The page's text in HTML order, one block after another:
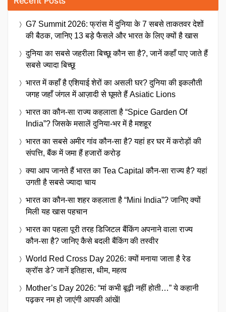
G7 Summit 2026: फ्रांस में दुनिया के 7 सबसे ताकतवर देशों
की बैठक, जानिए 13 बड़े फैसले और भारत के लिए क्यों है खास
दुनिया का सबसे जहरीला बिच्छू कौन सा है?, जानें कहाँ पाए जाते हैं
सबसे ज्यादा बिच्छू
भारत में कहाँ है एशियाई शेरों का असली घर? दुनिया की इकलौती
जगह जहाँ जंगल में आज़ादी से घूमते हैं Asiatic Lions
भारत का कौन-सा राज्य कहलाता है “Spice Garden Of
India”? जिसके मसालें दुनिया-भर में है मशहूर
भारत का सबसे अमीर गांव कौन-सा है? यहां हर घर में करोड़ों की
संपत्ति, बैंक में जमा हैं हजारों करोड़
क्या आप जानते हैं भारत का Tea Capital कौन-सा राज्य है? यहां
उगती है सबसे ज्यादा चाय
भारत का कौन-सा शहर कहलाता है “Mini India”? जानिए क्यों
मिली यह खास पहचान
भारत का पहला पूरी तरह डिजिटल बैंकिंग अपनाने वाला राज्य
कौन-सा है? जानिए कैसे बदली बैंकिंग की तस्वीर
World Red Cross Day 2026: क्यों मनाया जाता है रेड
क्रॉस डे? जानें इतिहास, थीम, महत्व
Mother’s Day 2026: “मां कभी बूढ़ी नहीं होती…” ये कहानी
पढ़कर नम हो जाएंगी आपकी आंखें!